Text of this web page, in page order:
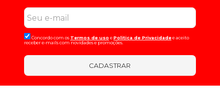
Concordo com os Termos de uso ePolitica de Privacidadee aceito
receber e-mails com novidades e promoções.
CADASTRAR